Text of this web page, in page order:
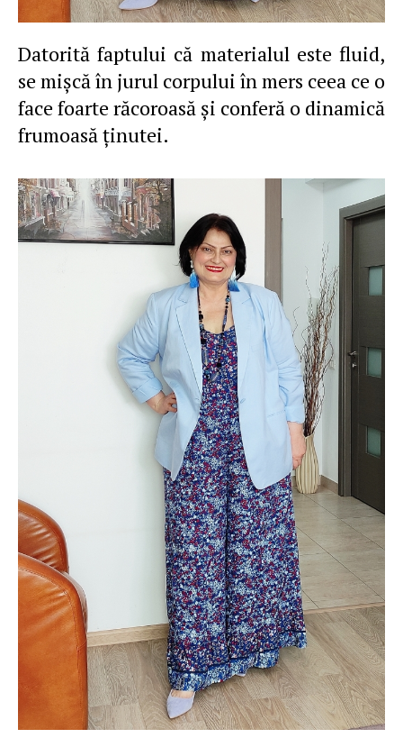
Datorită faptului că materialul este fluid,
se mişcă în jurul corpului în mers ceea ce o
face foarte răcoroasă şi conferă o dinamică
frumoasă ţinutei.